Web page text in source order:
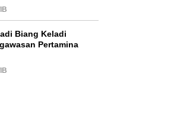
Biang Keladi
Pertamina